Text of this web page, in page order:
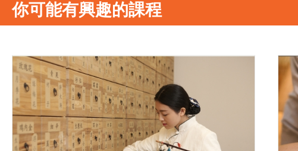
你可能有興趣的課程